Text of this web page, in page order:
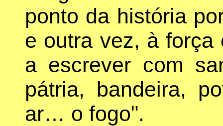
ponto da história
e outra vez, à força
a escrever com
pátria, bandeira,
ar… o fogo".